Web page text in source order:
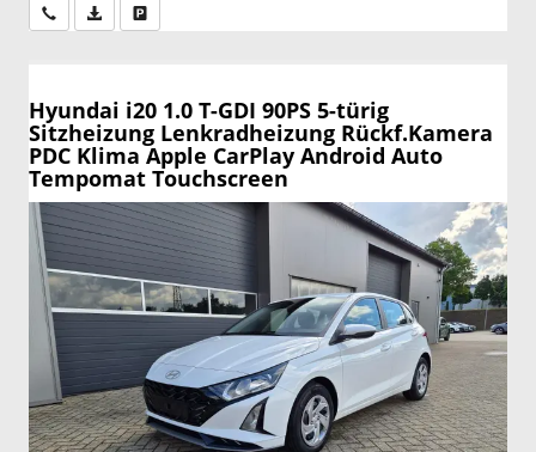
Wir rufen Sie anPDF-Datei, Fahrzeugexposé drucken
Hyundai i20 1.0 T-GDI 90PS 5-türig
Sitzheizung Lenkradheizung Rückf.Kamera
PDC Klima Apple CarPlay Android Auto
Tempomat Touchscreen